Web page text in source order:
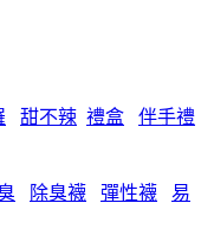
甜不辣 禮盒
伴手禮
除臭襪 彈性襪
易